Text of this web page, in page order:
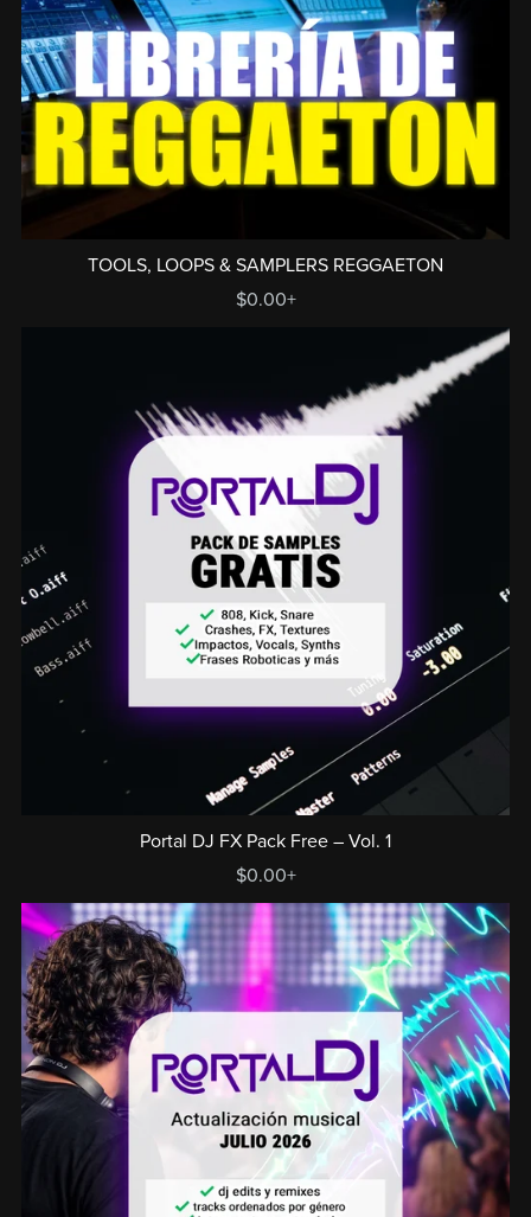
TOOLS, LOOPS & SAMPLERS REGGAETON
$0.00+
Portal DJ FX Pack Free – Vol. 1
$0.00+